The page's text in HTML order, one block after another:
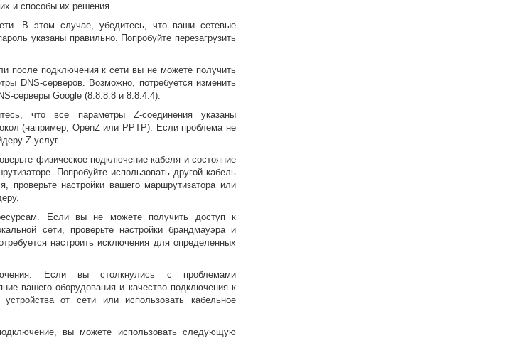
и способы их решения.
В этом случае, убедитесь, что ваши сетевые
указаны правильно. Попробуйте перезагрузить
после подключения к сети вы не можете получить
DNS-серверов. Возможно, потребуется изменить
серверы Google (8.8.8.8 и 8.8.4.4).
что все параметры Z-соединения указаны
(например, OpenZ или PPTP). Если проблема не
Z-услуг.
физическое подключение кабеля и состояние
Попробуйте использовать другой кабель
проверьте настройки вашего маршрутизатора или
Если вы не можете получить доступ к
сети, проверьте настройки брандмауэра и
настроить исключения для определенных
Если вы столкнулись с проблемами
вашего оборудования и качество подключения к
от сети или использовать кабельное
вы можете использовать следующую